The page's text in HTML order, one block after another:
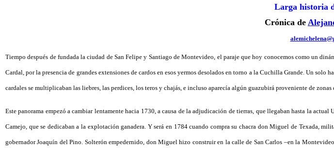
Larga historia
Crónica de
Tiempo después de fundada la ciudad de San Felipe y Santiago de Montevideo, el paraje que hoy conocemos como un
Cardal, por la presencia de grandes extensiones de cardos en esos yermos desolados en torno a la Cuchilla Grande. Un
cardales se multiplicaban las liebres, las perdices, los teros y chajás, e incluso aparecía algún guazubirá proveniente de zonas
Este panorama empezó a cambiar lentamente hacia 1730, a causa de la adjudicación de tierras, que llegaban hasta la
Camejo, que se dedicaban a la explotación ganadera. Y será en 1784 cuando compra su chacra don Miguel de Texada,
gobernador Joaquín del Pino. Solterón empedernido, don Miguel hizo construir en la calle de San Carlos –en la